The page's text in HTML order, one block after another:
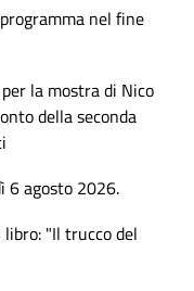
nel fine
la mostra di Nico
della seconda
6 agosto 2026.
"Il trucco del